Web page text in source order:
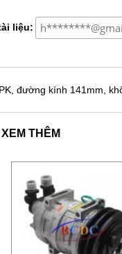
liệu:
đường kính 141mm,
THÊM